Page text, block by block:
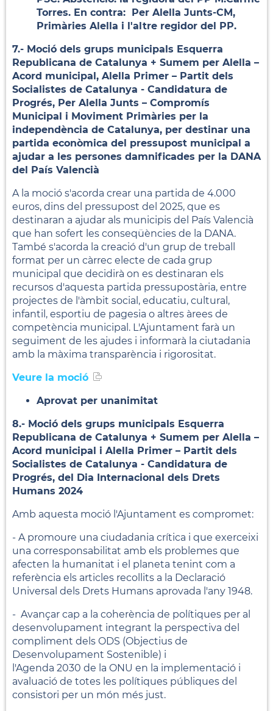
Torres. En contra: Per Alella Junts-CM,
Primàries Alella i l'altre regidor del PP.
7.- Moció dels grups municipals Esquerra
Republicana de Catalunya + Sumem per Alella –
Acord municipal, Alella Primer – Partit dels
Socialistes de Catalunya - Candidatura de
Progrés, Per Alella Junts – Compromís
Municipal i Moviment Primàries per la
independència de Catalunya, per destinar una
partida econòmica del pressupost municipal a
ajudar a les persones damnificades per la DANA
del País Valencià
A la moció s'acorda crear una partida de 4.000
euros, dins del pressupost del 2025, que es
destinaran a ajudar als municipis del País Valencià
que han sofert les conseqüències de la DANA.
També s'acorda la creació d'un grup de treball
format per un càrrec electe de cada grup
municipal que decidirà on es destinaran els
recursos d'aquesta partida pressupostària, entre
projectes de l'àmbit social, educatiu, cultural,
infantil, esportiu de pagesia o altres àrees de
competència municipal. L'Ajuntament farà un
seguiment de les ajudes i informarà la ciutadania
amb la màxima transparència i rigorositat.
Veure la moció
Aprovat per unanimitat
8.- Moció dels grups municipals Esquerra
Republicana de Catalunya + Sumem per Alella –
Acord municipal i Alella Primer – Partit dels
Socialistes de Catalunya - Candidatura de
Progrés, del Dia Internacional dels Drets
Humans 2024
Amb aquesta moció l'Ajuntament es compromet:
- A promoure una ciudadania crítica i que exerceixi
una corresponsabilitat amb els problemes que
afecten la humanitat i el planeta tenint com a
referència els articles recollits a la Declaració
Universal dels Drets Humans aprovada l'any 1948.
- Avançar cap a la coherència de polítiques per al
desenvolupament integrant la perspectiva del
compliment dels ODS (Objectius de
Desenvolupament Sostenible) i
l'Agenda 2030 de la ONU en la implementació i
avaluació de totes les polítiques públiques del
consistori per un món més just.